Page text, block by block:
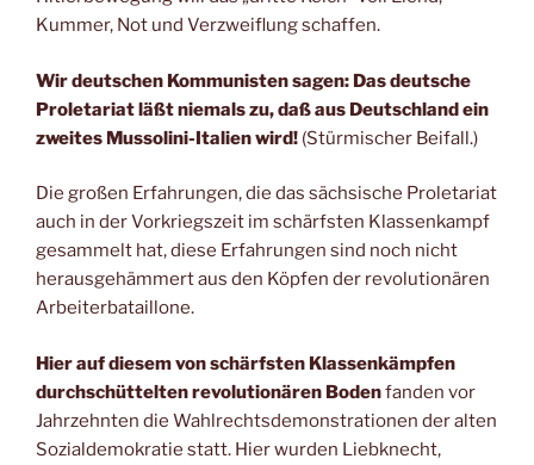
Kummer, Not und Verzweiflung schaffen.
Wir deutschen Kommunisten sagen: Das deutsche
Proletariat läßt niemals zu, daß aus Deutschland ein
zweites Mussolini-Italien wird! (Stürmischer Beifall.)
Die großen Erfahrungen, die das sächsische Proletariat
auch in der Vorkriegszeit im schärfsten Klassenkampf
gesammelt hat, diese Erfahrungen sind noch nicht
herausgehämmert aus den Köpfen der revolutionären
Arbeiterbataillone.
Hier auf diesem von schärfsten Klassenkämpfen
durchschüttelten revolutionären Bodenfanden vor
Jahrzehnten die Wahlrechtsdemonstrationen der alten
Sozialdemokratie statt. Hier wurden Liebknecht,